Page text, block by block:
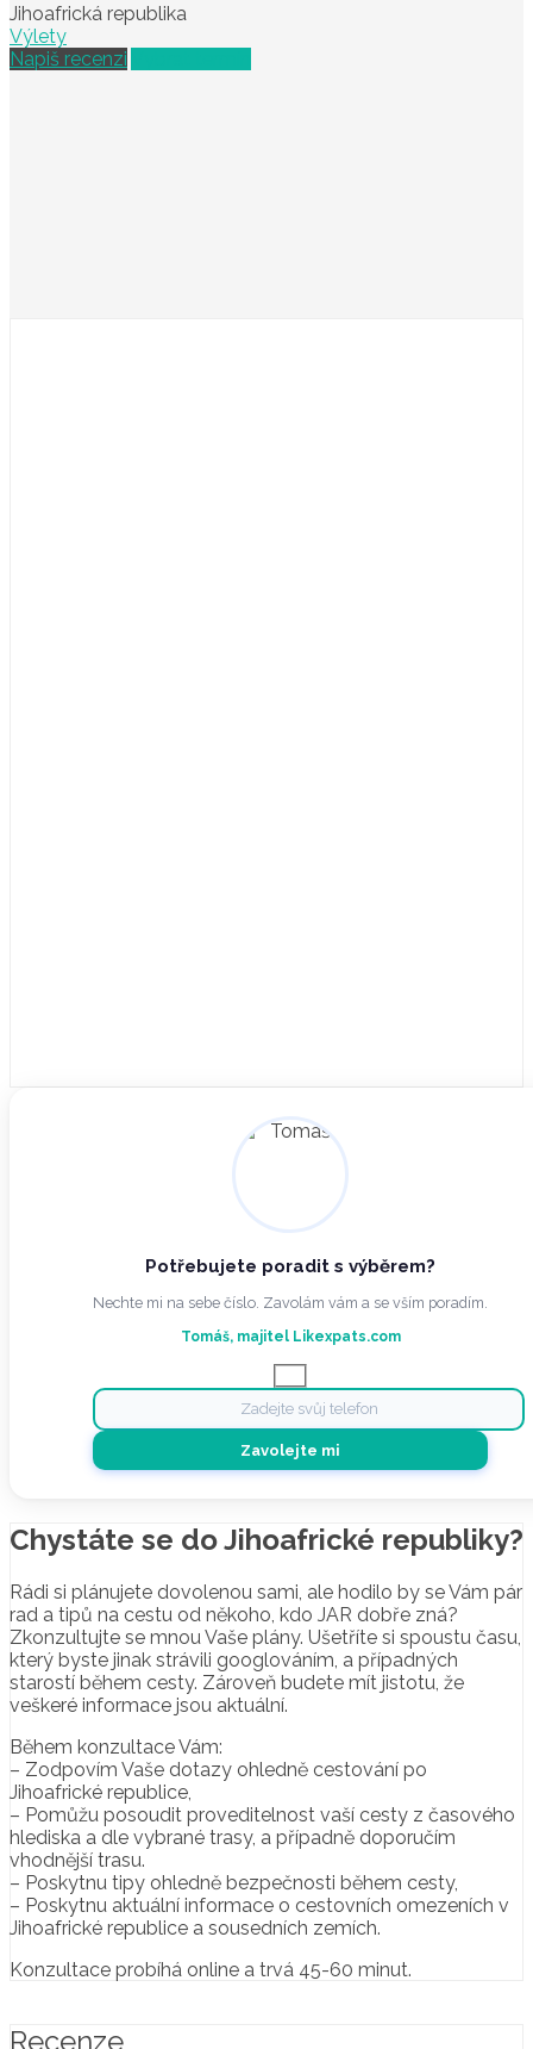
Jihoafrická republika
Výlety
Napiš recenzi
Potřebujete poradit s výběrem?
Nechte mi na sebe číslo. Zavolám vám a se vším poradím.
Tomáš, majitel Likexpats.com
Chystáte se do Jihoafrické republiky?
Rádi si plánujete dovolenou sami, ale hodilo by se Vám pár
rad a tipů na cestu od někoho, kdo JAR dobře zná?
Zkonzultujte se mnou Vaše plány. Ušetříte si spoustu času,
který byste jinak strávili googlováním, a případných
starostí během cesty. Zároveň budete mít jistotu, že
veškeré informace jsou aktuální.
Během konzultace Vám:
– Zodpovím Vaše dotazy ohledně cestování po
Jihoafrické republice,
– Pomůžu posoudit proveditelnost vaší cesty z časového
hlediska a dle vybrané trasy, a případně doporučím
vhodnější trasu.
– Poskytnu tipy ohledně bezpečnosti během cesty,
– Poskytnu aktuální informace o cestovních omezeních v
Jihoafrické republice a sousedních zemích.
Konzultace probíhá online a trvá 45-60 minut.
Recenze